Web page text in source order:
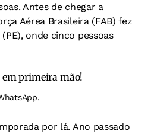
Antes de chegar a
Aérea Brasileira (FAB) fez
onde cinco pessoas
em primeira mão!
por lá. Ano passado